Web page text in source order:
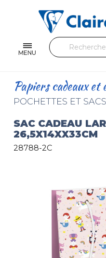
MENU
Feuilles & Copies
Beaux-arts & Dessin
Loisirs créatifs
Cuir & trousses
Papiers cadeaux et
POCHETTES ET
SAC CADEAU
26,5X14XX33CM
28788-2C